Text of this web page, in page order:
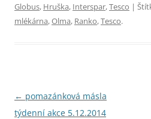
Globus, Hruška, Interspar,Tesco |
mlékárna,Olma, Ranko,Tesco.
Navigace
pro
← pomazánková másla
týdenní akce 5.12.2014